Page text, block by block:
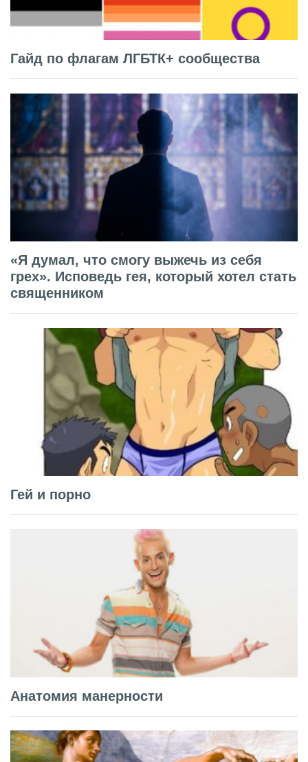
Гайд по флагам ЛГБТК+ сообщества
«Я думал, что смогу выжечь из себя
грех». Исповедь гея, который хотел стать
священником
Гей и порно
Анатомия манерности